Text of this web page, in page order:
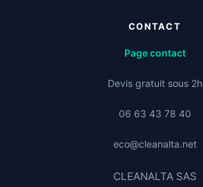
CONTACT
Page contact
Devis gratuit sous 2h
06 63 43 78 40
eco@cleanalta.net
CLEANALTA SAS